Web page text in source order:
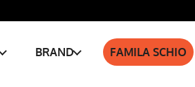
BRAND FAMILA SCHIO